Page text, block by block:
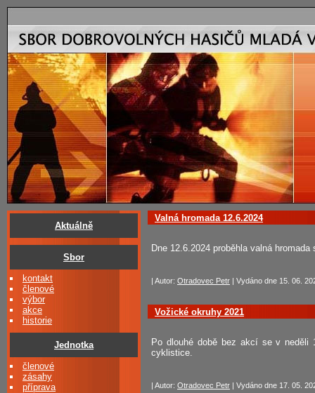
Aktuálně
Sbor
kontakt
členové
výbor
akce
historie
Jednotka
členové
zásahy
příprava
Valná hromada 12.6.2024
Dne 12.6.2024 proběhla valná hromada
| Autor: Otradovec Petr | Vydáno dne 15. 06.
Vožické okruhy 2021
Po dlouhé době bez akcí se v neděli
cyklistice.
| Autor: Otradovec Petr | Vydáno dne 17. 05.